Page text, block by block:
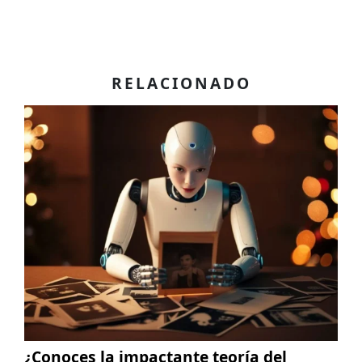
RELACIONADO
¿Conoces la impactante teoría del